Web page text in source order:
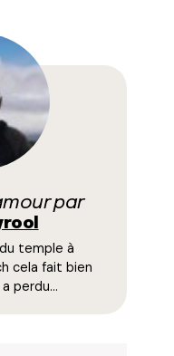
par
temple à
cela fait bien
a perdu…